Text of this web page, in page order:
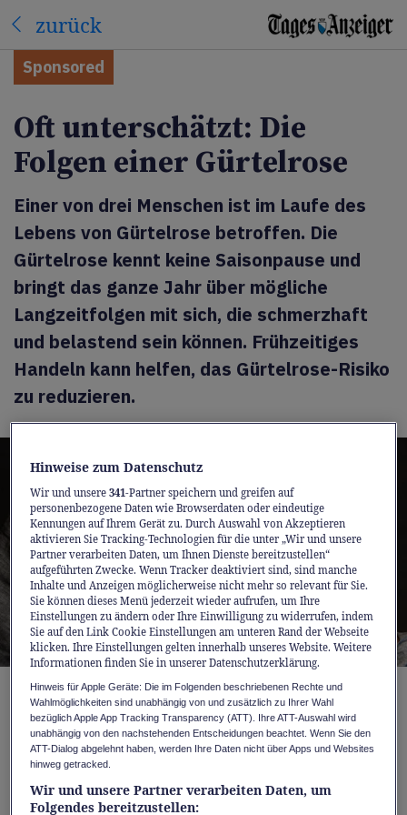
zurück
Sponsored
Oft unterschätzt: Die
Folgen einer Gürtelrose
Einer von drei Menschen ist im Laufe des
Lebens von Gürtelrose betroffen. Die
Gürtelrose kennt keine Saisonpause und
bringt das ganze Jahr über mögliche
Langzeitfolgen mit sich, die schmerzhaft
und belastend sein können. Frühzeitiges
Handeln kann helfen, das Gürtelrose-Risiko
zu reduzieren.
Jede Person, die einmal Windpocken hatte,
trägt den Gürtelrose-Erreger bereits in sich.
Auf mehr als 99 % der über 40-Jährigen in der
Schweiz trifft das zu. Mit dem Alter wird das
Immunsystem schwächer und Menschen
Hinweise zum Datenschutz
Wir und unsere341-Partner speichern und greifen auf
personenbezogene Daten wie Browserdaten oder eindeutige
Kennungen auf Ihrem Gerät zu. Durch Auswahl von Akzeptieren
aktivieren Sie Tracking-Technologien für die unter „Wir und unsere
Partner verarbeiten Daten, um Ihnen Dienste bereitzustellen“
aufgeführten Zwecke. Wenn Tracker deaktiviert sind, sind manche
Inhalte und Anzeigen möglicherweise nicht mehr so relevant für Sie.
Sie können dieses Menü jederzeit wieder aufrufen, um Ihre
Einstellungen zu ändern oder Ihre Einwilligung zu widerrufen, indem
Sie auf den Link Cookie Einstellungen am unteren Rand der Webseite
klicken. Ihre Einstellungen gelten innerhalb unseres Website. Weitere
Informationen finden Sie in unserer Datenschutzerklärung.
Hinweis für Apple Geräte: Die im Folgenden beschriebenen Rechte und
Wahlmöglichkeiten sind unabhängig von und zusätzlich zu Ihrer Wahl
bezüglich Apple App Tracking Transparency (ATT). Ihre ATT-Auswahl wird
unabhängig von den nachstehenden Entscheidungen beachtet. Wenn Sie den
ATT-Dialog abgelehnt haben, werden Ihre Daten nicht über Apps und Websites
hinweg getracked.
Wir und unsere Partner verarbeiten Daten, um
Folgendes bereitzustellen: